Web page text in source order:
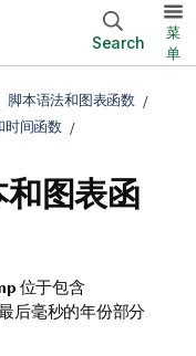
Search
菜
单
脚本语法和图表函数
时间函数
图表函
位于包含
后毫秒的年份部分